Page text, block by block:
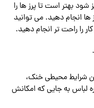
شود بهتر است تا پرز ها را
ها انجام دهید. می توانید
را راحت تر انجام دهید.
شرایط محیطی خنک،
لباس به جایی که امکانش